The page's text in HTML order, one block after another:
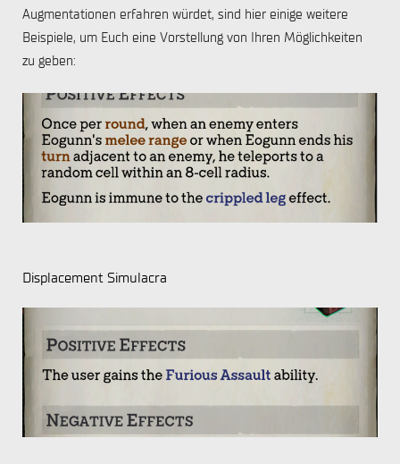
Augmentationen erfahren würdet, sind hier einige weitere
Beispiele, um Euch eine Vorstellung von Ihren Möglichkeiten
zu geben:
Displacement Simulacra